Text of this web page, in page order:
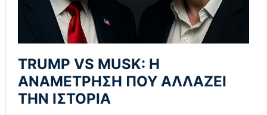
TRUMP VS MUSK: Η
ΑΝΑΜΈΤΡΗΣΗ ΠΟΥ ΑΛΛΆΖΕΙ
ΤΗΝ ΙΣΤΟΡΊΑ